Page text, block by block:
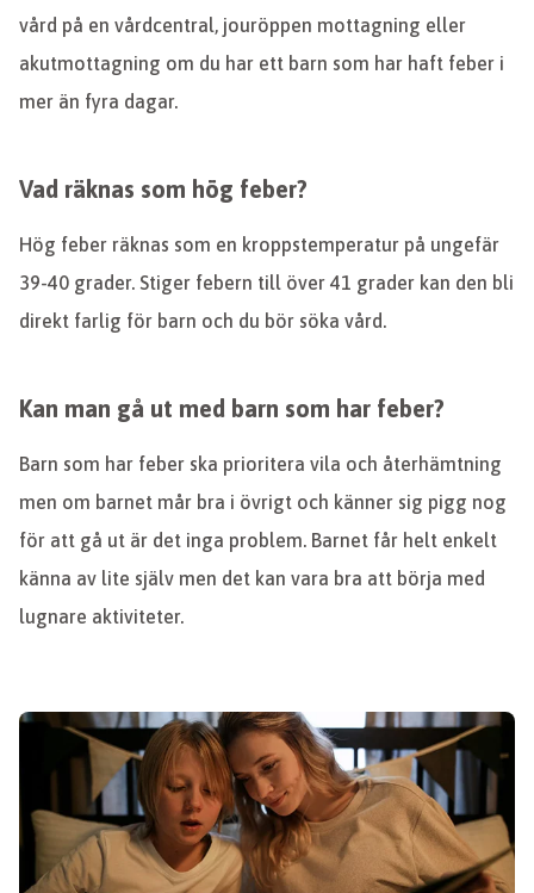
vård på en vårdcentral, jouröppen mottagning eller
akutmottagning om du har ett barn som har haft feber i
mer än fyra dagar.
Vad räknas som hög feber?
Hög feber räknas som en kroppstemperatur på ungefär
39-40 grader. Stiger febern till över 41 grader kan den bli
direkt farlig för barn och du bör söka vård.
Kan man gå ut med barn som har feber?
Barn som har feber ska prioritera vila och återhämtning
men om barnet mår bra i övrigt och känner sig pigg nog
för att gå ut är det inga problem. Barnet får helt enkelt
känna av lite själv men det kan vara bra att börja med
lugnare aktiviteter.